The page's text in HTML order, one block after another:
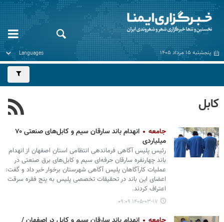
پنجشنبه ۱۵ مرداد ۱۴۰۵
کابل
جامعه
انهدام باند سارقان سیم و کابل‌های صنعتی ۷۰
میلیاردی
رئیس پلیس آگاهی فرماندهی انتظامی استان اصفهان از انهدام
باند چهارنفره سارقان حرفه‌ای سیم و کابل‌های برق صنعتی در
عملیات کارآگاهان پلیس آگاهی شهرستان برخوار خبر داد و گفت:
اعضای این باند در تحقیقات تخصصی پلیس به پنج فقره سرقت
اعتراف کردند.
۱۴۰۵-۰۳-۱۷ ۰۹:۰۹